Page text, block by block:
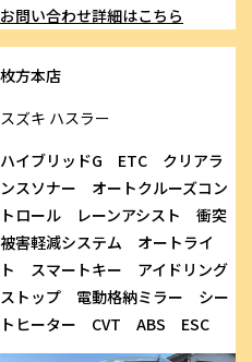
お問い合わせ詳細はこちら
枚方本店
スズキ ハスラー
ハイブリッドG ETC クリアラ
ンスソナー オートクルーズコン
トロール レーンアシスト 衝突
被害軽減システム オートライ
ト スマートキー アイドリング
ストップ 電動格納ミラー シー
トヒーター CVT ABS ESC